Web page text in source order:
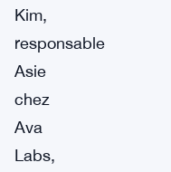
Kim,
responsable
Asie
chez
Ava
Labs,